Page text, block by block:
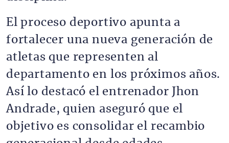
El proceso deportivo apunta a
fortalecer una nueva generación de
atletas que representen al
departamento en los próximos años.
Así lo destacó el entrenador Jhon
Andrade, quien aseguró que el
objetivo es consolidar el recambio